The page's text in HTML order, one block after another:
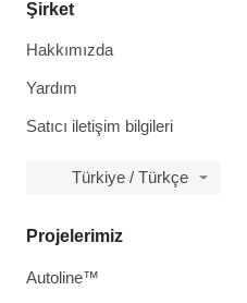
Şirket
Hakkımızda
Yardım
Satıcı iletişim bilgileri
Türkiye / Türkçe
Projelerimiz
Autoline™